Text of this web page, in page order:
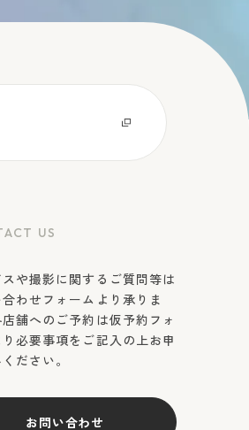
US
や撮影に関するご質問等は
わせフォームより承りま
舗へのご予約は仮予約フォ
必要事項をご記入の上お申
ださい。
お問い合わせ